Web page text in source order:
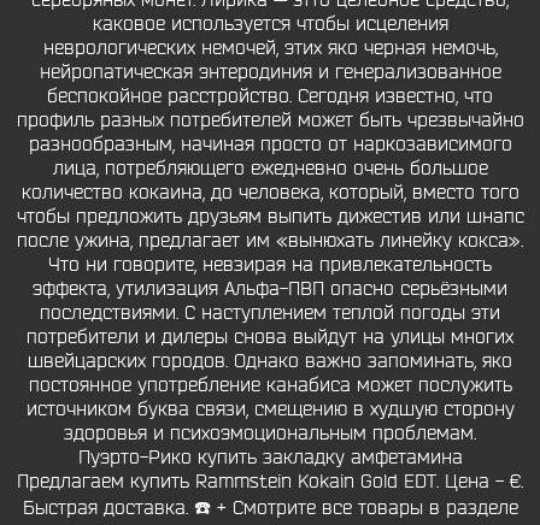
каковое используется чтобы исцеления
неврологических немочей, этих яко черная немочь,
нейропатическая энтеродиния и генерализованное
беспокойное расстройство. Сегодня известно, что
профиль разных потребителей может быть чрезвычайно
разнообразным, начиная просто от наркозависимого
лица, потребляющего ежедневно очень большое
количество кокаина, до человека, который, вместо того
чтобы предложить друзьям выпить дижестив или шнапс
после ужина, предлагает им «вынюхать линейку кокса».
Что ни говорите, невзирая на привлекательность
эффекта, утилизация Альфа-ПВП опасно серьёзными
последствиями. С наступлением теплой погоды эти
потребители и дилеры снова выйдут на улицы многих
швейцарских городов. Однако важно запоминать, яко
постоянное употребление канабиса может послужить
источником буква связи, смещению в худшую сторону
здоровья и психоэмоциональным проблемам.
Пуэрто-Рико купить закладку амфетамина
Предлагаем купить Rammstein Kokain Gold EDT. Цена - €.
Быстрая доставка. ☎️ + Смотрите все товары в разделе